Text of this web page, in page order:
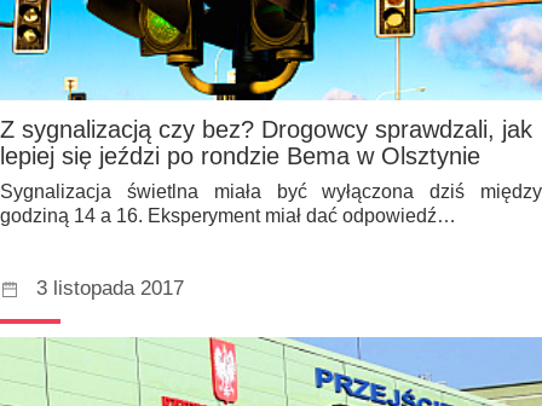
Z sygnalizacją czy bez? Drogowcy sprawdzali, jak
lepiej się jeździ po rondzie Bema w Olsztynie
Sygnalizacja świetlna miała być wyłączona dziś między
godziną 14 a 16. Eksperyment miał dać odpowiedź…
3 listopada 2017